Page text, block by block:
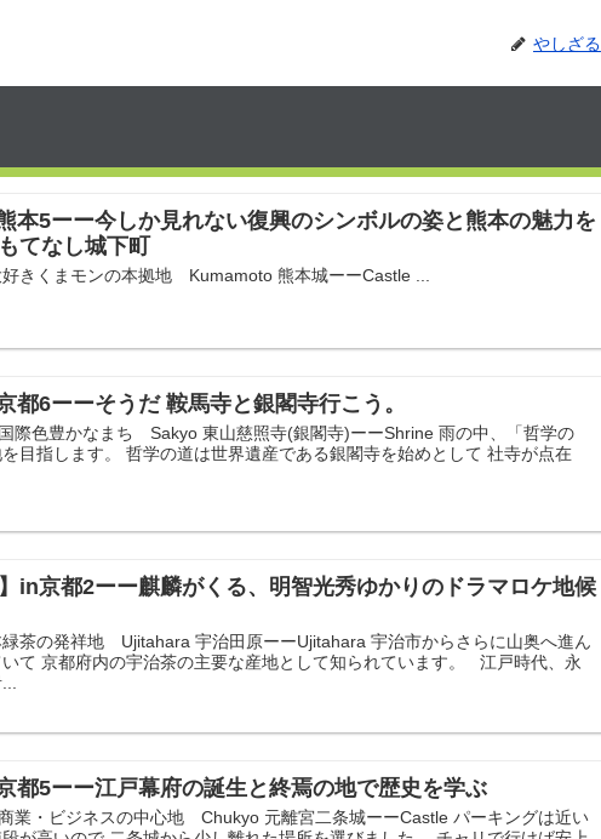
やしざる
本5ーー今しか見れない復興のシンボルの姿と熊本の魅力を
てなし城下町
きくまモンの本拠地 Kumamoto 熊本城ーーCastle ...
都6ーーそうだ 鞍馬寺と銀閣寺行こう。
際色豊かなまち Sakyo 東山慈照寺(銀閣寺)ーーShrine 雨の中、「哲学の
目指します。 哲学の道は世界遺産である銀閣寺を始めとして 社寺が点在
】in京都2ーー麒麟がくる、明智光秀ゆかりのドラマロケ地候
茶の発祥地 Ujitahara 宇治田原ーーUjitahara 宇治市からさらに山奥へ進ん
て 京都府内の宇治茶の主要な産地として知られています。 江戸時代、永
都5ーー江戸幕府の誕生と終焉の地で歴史を学ぶ
業・ビジネスの中心地 Chukyo 元離宮二条城ーーCastle パーキングは近い